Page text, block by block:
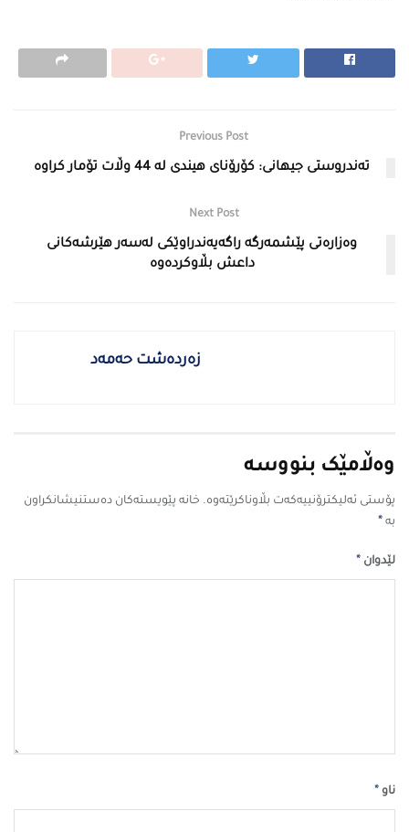
Previous Post
تەندروستی جیهانی: كۆرۆنای هیندی لە 44 وڵات تۆمار كراوە
Next Post
وەزارەتی پێشمەرگە راگەیەندراوێكی لەسەر هێرشەكانی
داعش بڵاوكردەوە
زەردەشت حەمەد
وەڵامێک بنووسە
پۆستی ئەلیکترۆنییەکەت بڵاوناکرێتەوە. خانە پێویستەکان دەستنیشانکراون
بە *
لێدوان *
ناو *